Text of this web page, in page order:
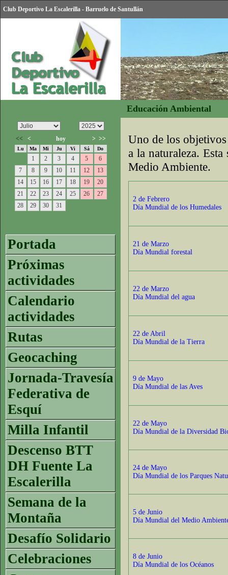
Club Deportivo La Escalerilla - Barruelo de Santullán
Educación Ambiental
<< < hoy > >>
Lu Ma Mi Ju Vi Sá Do
1 2 3 4 5
6
7
8 9 10 11 12
13
14
15 16 17 18 19
20
21
22 23 24 25 26
27
28
29 30 31
Portada
Próximas
actividades
Calendario
actividades
Rutas
Geocaching
Jornada-Travesía
Federativa de
Esquí
Milla Infantil
Descenso BTT
DH Fuente La
Escalerilla
Semana de la
Montaña
Desafío Solidario
Celebraciones
Uno de los
a la naturaleza.
Medio Ambiente.
2 de Febrero
Día Mundial de los Humedales
21 de Marzo
Día Mundial forestal
22 de Marzo
Día Mundial del agua
22 de Abril
Día Mundial de la Tierra
9 de Mayo
Día Mundial de las Aves
22 de Mayo
Día Mundial de la Diversidad
24 de Mayo
Día Mundial de los Parques
5 de Junio
Día Mundial del Medio
8 de Junio
Día Mundial de los Océanos